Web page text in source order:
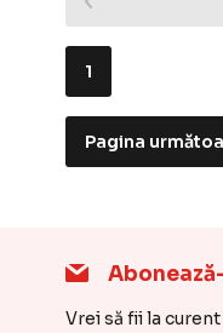
1
Pagina
Vrei să fii la